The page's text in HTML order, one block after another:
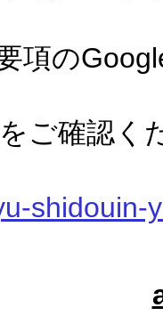
項の
ご確認く
shidouin-